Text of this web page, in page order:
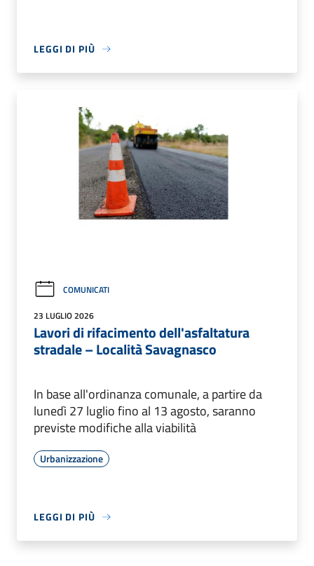
LEGGI DI PIÙ
COMUNICATI
23 LUGLIO 2026
Lavori di rifacimento dell'asfaltatura
stradale – Località Savagnasco
In base all'ordinanza comunale, a partire da
lunedì 27 luglio fino al 13 agosto, saranno
previste modifiche alla viabilità
Urbanizzazione
LEGGI DI PIÙ